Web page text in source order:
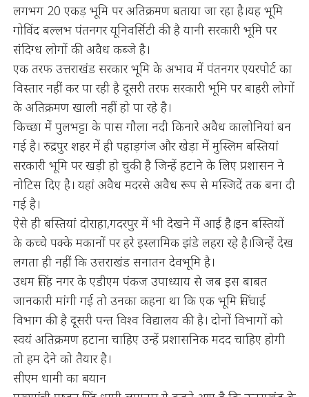
लगभग 20 एकड़ भूमि पर अतिक्रमण बताया जा रहा है।यह भूमि
गोविंद बल्लभ पंतनगर यूनिवर्सिटी की है यानी सरकारी भूमि पर
संदिग्ध लोगों की अवैध कब्जे है।
एक तरफ उत्तराखंड सरकार भूमि के अभाव में पंतनगर एयरपोर्ट का
विस्तार नहीं कर पा रही है दूसरी तरफ सरकारी भूमि पर बाहरी लोगों
के अतिक्रमण खाली नहीं हो पा रहे है।
किच्छा में पुलभट्टा के पास गौला नदी किनारे अवैध कालोनियां बन
गई है। रुद्रपुर शहर में ही पहाड़गंज और खेड़ा में मुस्लिम बस्तियां
सरकारी भूमि पर खड़ी हो चुकी है जिन्हें हटाने के लिए प्रशासन ने
नोटिस दिए है। यहां अवैध मदरसे अवैध रूप से मस्जिदें तक बना दी
गई है।
ऐसे ही बस्तियां दोराहा,गदरपुर में भी देखने में आई है।इन बस्तियों
के कच्चे पक्के मकानों पर हरे इस्लामिक झंडे लहरा रहे है।जिन्हें देख
लगता ही नहीं कि उत्तराखंड सनातन देवभूमि है।
उधम सिंह नगर के एडीएम पंकज उपाध्याय से जब इस बाबत
जानकारी मांगी गई तो उनका कहना था कि एक भूमि सिंचाई
विभाग की है दूसरी पन्त विश्व विद्यालय की है। दोनों विभागों को
स्वयं अतिक्रमण हटाना चाहिए उन्हें प्रशासनिक मदद चाहिए होगी
तो हम देने को तैयार है।
सीएम धामी का बयान